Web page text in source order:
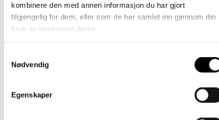
kombinere den med annen informasjon du har gjort
tilgjengelig for dem, eller som de har samlet inn gjennom din
bruk av tjenestene deres.
Nødvendig
Egenskaper
295kr inkl. mødreVelg alternativDette
produktet
varianter.
Balaklava i ull
295kr inkl. mødre